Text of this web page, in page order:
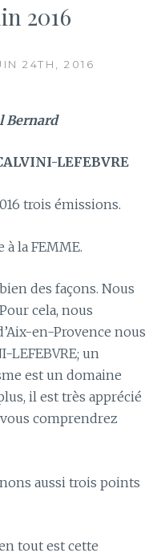
2016
24TH, 2016
Bernard
LEFEBVRE
trois émissions.
la FEMME.
des façons. Nous
cela, nous
en-Provence nous
LEFEBVRE; un
est un domaine
il est très apprécié
comprendrez
aussi trois points
tout est cette